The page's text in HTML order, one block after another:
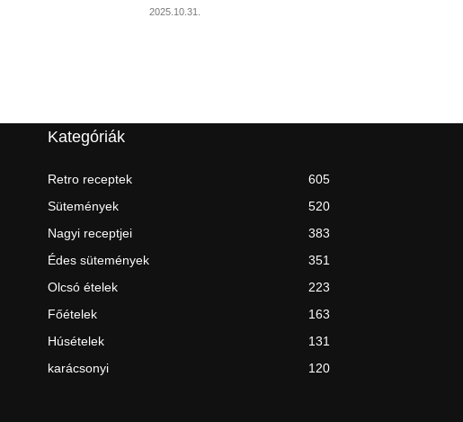
2025.10.31.
Kategóriák
Retro receptek
605
Sütemények
520
Nagyi receptjei
383
Édes sütemények
351
Olcsó ételek
223
Főételek
163
Húsételek
131
karácsonyi
120